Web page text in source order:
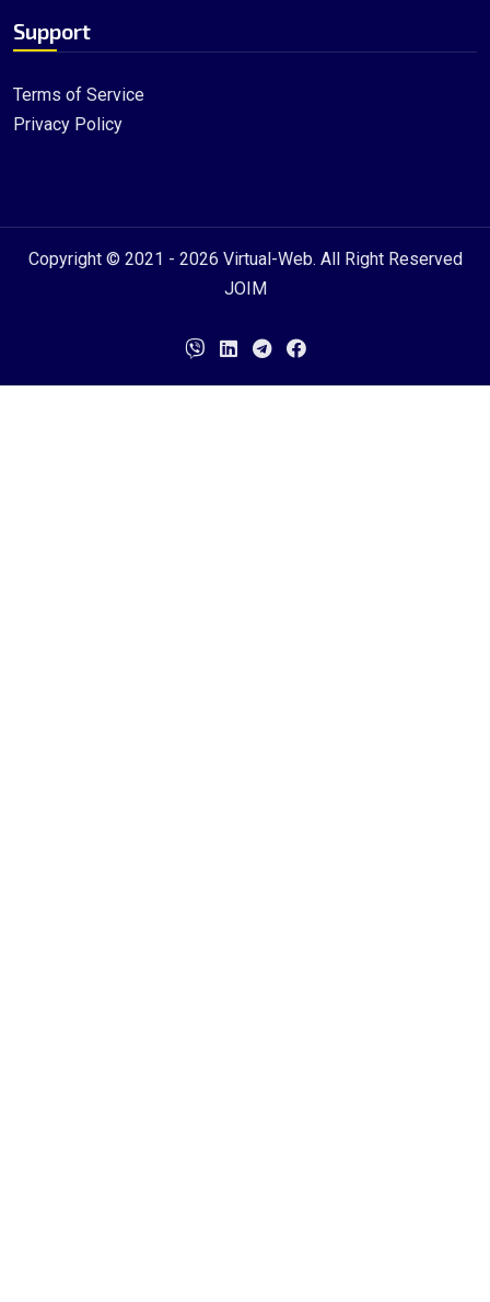
Support
Terms of Service
Privacy Policy
Copyright © 2021 - 2026 Virtual-Web. All Right Reserved
JOIM